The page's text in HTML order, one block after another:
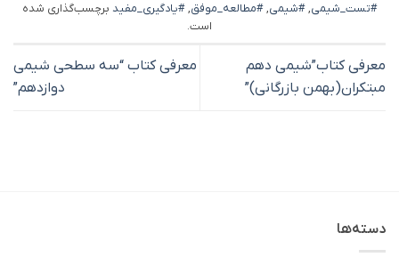
#تست_شیمی,#شیمی,#مطالعه_موفق,#یادگیری_مفید برچسب‌گذاری شده
است.
معرفی کتاب”شیمی دهم
مبتکران(بهمن بازرگانی)”
معرفی کتاب “سه سطحی شیمی
دوازدهم”
دسته‌ها